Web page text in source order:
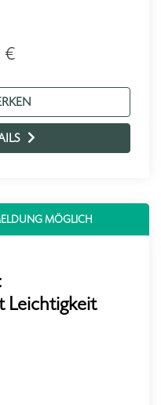
€
MÖGLICH
Leichtigkeit